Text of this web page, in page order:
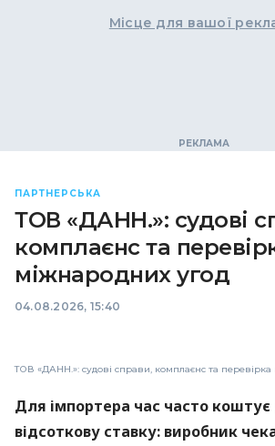
Місце для вашої
ПАРТНЕРСЬКА
ТОВ «ДАНН.»: судові
комплаєнс та
міжнародних угод
04.08.2026, 15:40
ТОВ «ДАНН.»: судові справи, комплаєнс та
Для імпортера час часто
відсоткову ставку: виробник